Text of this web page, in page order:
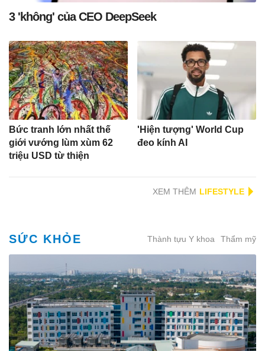
3 'không' của CEO DeepSeek
Bức tranh lớn nhất thế
giới vướng lùm xùm 62
triệu USD từ thiện
'Hiện tượng' World Cup
đeo kính AI
XEM THÊM
SỨC KHỎE Thành tựu Y khoa Thẩm mỹ